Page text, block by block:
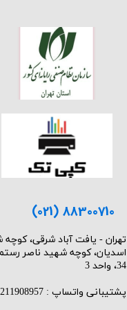
(021) 88300710
​تهران - یافت آباد شرقی،
اسدیان، کوچه شهید ناصر
34، واحد 3
پشتیبانی واتساپ : 09211908957